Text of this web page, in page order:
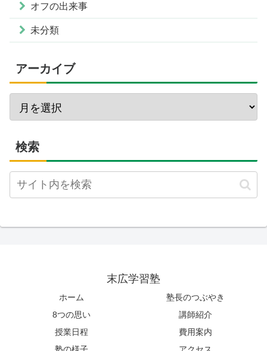
オフの出来事
未分類
アーカイブ
検索
末広学習塾
ホーム
塾長のつぶやき
8つの思い
講師紹介
授業日程
費用案内